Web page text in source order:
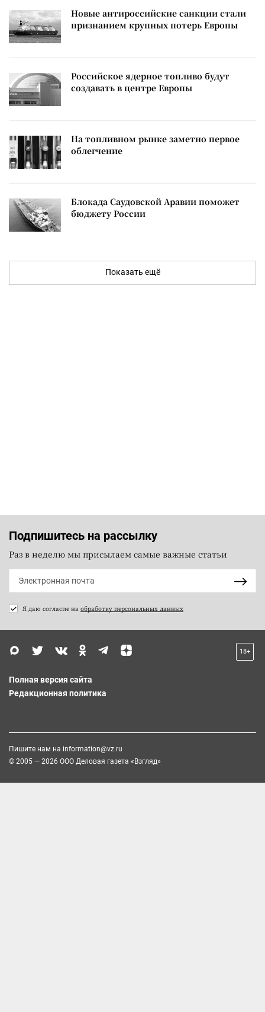
Новые антироссийские санкции стали
признанием крупных потерь Европы
Российское ядерное топливо будут
создавать в центре Европы
На топливном рынке заметно первое
облегчение
Блокада Саудовской Аравии поможет
бюджету России
Показать ещё
Подпишитесь на рассылку
Раз в неделю мы присылаем самые важные статьи
Я даю согласие на обработку персональных данных
18+
Полная версия сайта
Редакционная политика
Пишите нам на information@vz.ru
© 2005 — 2026 ООО Деловая газета «Взгляд»